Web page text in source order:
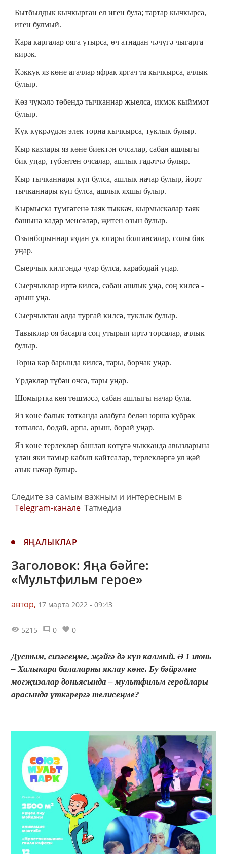
Бытбылдык кычкырган ел иген була; тартар кычкырса,
иген булмый.
Кара каргалар ояга утырса, өч атнадан чәчүгә чыгарга
кирәк.
Кәккүк яз көне агачлар яфрак яргач та кычкырса, ачлык
булыр.
Көз чүмәлә төбендә тычканнар җыелса, икмәк кыйммәт
булыр.
Күк күкрәүдән элек торна кычкырса, туклык булыр.
Кыр казлары яз көне биектән очсалар, сабан ашлыгы
бик уңар, түбәнтен очсалар, ашлык гадәтчә булыр.
Кыр тычканнары күп булса, ашлык начар булыр, йорт
тычканнары күп булса, ашлык яхшы булыр.
Кырмыска түмгәгенә таяк тыккач, кырмыскалар таяк
башына кадәр менсәләр, җитен озын булыр.
Озынборыннар яздан ук югары болгансалар, солы бик
уңар.
Сыерчык килгәндә чуар булса, карабодай уңар.
Сыерчыклар иртә килсә, сабан ашлык уңа, соң килсә -
арыш уңа.
Сыерчыктан алда тургай килсә, туклык булыр.
Тавыклар оя басарга соң утырып иртә торсалар, ачлык
булыр.
Торна кар барында килсә, тары, борчак уңар.
Үрдәкләр түбән очса, тары уңар.
Шомыртка көя төшмәсә, сабан ашлыгы начар була.
Яз көне балык тотканда алабуга белән юрша күбрәк
тотылса, бодай, арпа, арыш, борай уңар.
Яз көне терлекләр башлап көтүгә чыкканда авызларына
үлән яки тамыр кабып кайтсалар, терлекләргә ул җәй
азык начар булыр.
Следите за самым важным и интересным в
Telegram-канале Татмедиа
ЯҢАЛЫКЛАР
Заголовок: ​​​​​​​Яңа бәйге:
«Мультфильм герое»
автор, 17 марта 2022 - 09:43
5215 0 0
Дустым, сизәсеңме, җәйгә дә күп калмый. Ә 1 июнь
– Халыкара балаларны яклау көне. Бу бәйрәмне
могҗизалар дөньясында – мультфильм геройлары
арасында үткәрергә телисеңме?